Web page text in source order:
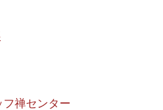
フ禅センター